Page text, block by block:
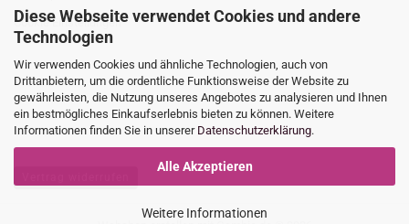
Diese Webseite verwendet Cookies und andere
Technologien
Wir verwenden Cookies und ähnliche Technologien, auch von
Drittanbietern, um die ordentliche Funktionsweise der Website zu
gewährleisten, die Nutzung unseres Angebotes zu analysieren und Ihnen
ein bestmögliches Einkaufserlebnis bieten zu können. Weitere
Informationen finden Sie in unserer Datenschutzerklärung.
Alle Akzeptieren
Weitere Informationen
Cookie Einstellungen